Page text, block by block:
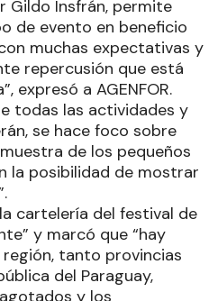
Gildo Insfrán, permite
de evento en beneficio
muchas expectativas y
repercusión que está
expresó a AGENFOR.
todas las actividades y
se hace foco sobre
de los pequeños
la posibilidad de mostrar
cartelería del festival de
y marcó que “hay
tanto provincias
del Paraguay,
y los